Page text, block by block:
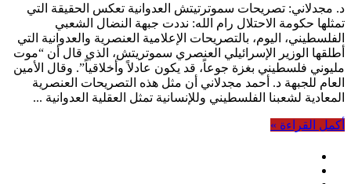
د. مجدلاني: تصريحات سموترتيتش العدوانية تعكس الحقيقة التي
تمثلها حكومة الاحتلال رام الله: نددت جبهة النضال الشعبي
الفلسطيني، اليوم، بالتصريحات الإعلامية العنصرية والعدوانية التي
أطلقها الوزير الإسرائيلي العنصري سموتريتش، الذي قال أن “موت
مليوني فلسطيني بغزة جوعاً، قد يكون عادلاً وأخلاقياً”. وقال الأمين
العام للجبهة د. أحمد مجدلاني أن مثل هذه التصريحات العنصرية
المعادية لشعبنا الفلسطيني وللإنسانية تمثل العقلية العدوانية ...
أكمل القراءة »